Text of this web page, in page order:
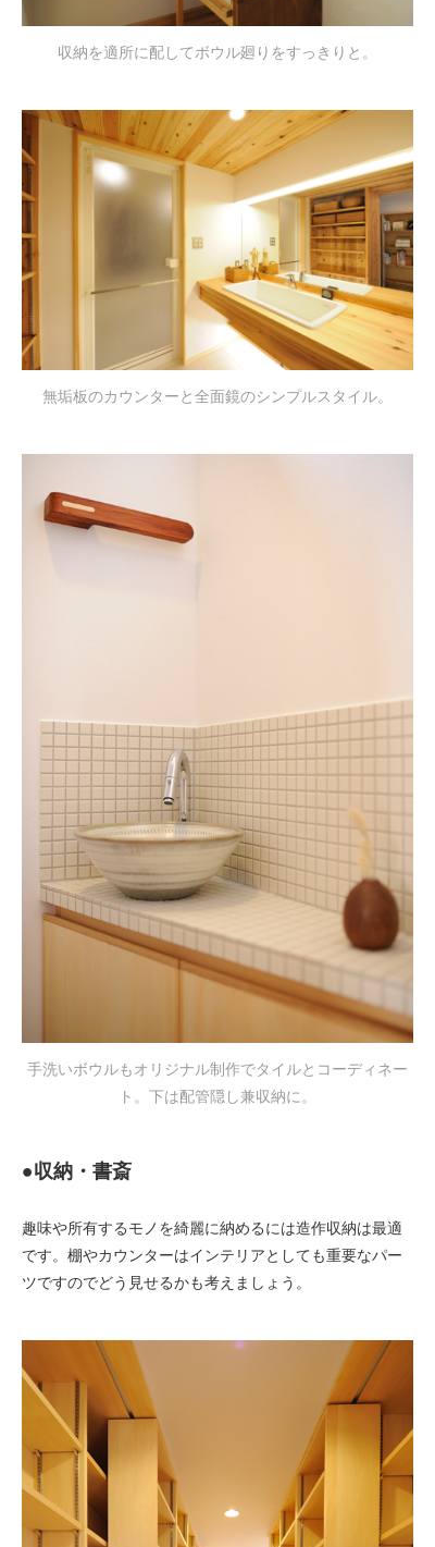
収納を適所に配してボウル廻りをすっきりと。
無垢板のカウンターと全面鏡のシンプルスタイル。
手洗いボウルもオリジナル制作でタイルとコーディネー
ト。下は配管隠し兼収納に。
●収納・書斎
趣味や所有するモノを綺麗に納めるには造作収納は最適
です。棚やカウンターはインテリアとしても重要なパー
ツですのでどう見せるかも考えましょう。